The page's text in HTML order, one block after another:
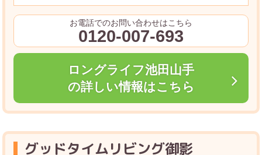
お電話でのお問い合わせはこちら
0120-007-693
ロングライフ池田山手
の詳しい情報はこちら
グッドタイムリビング御影